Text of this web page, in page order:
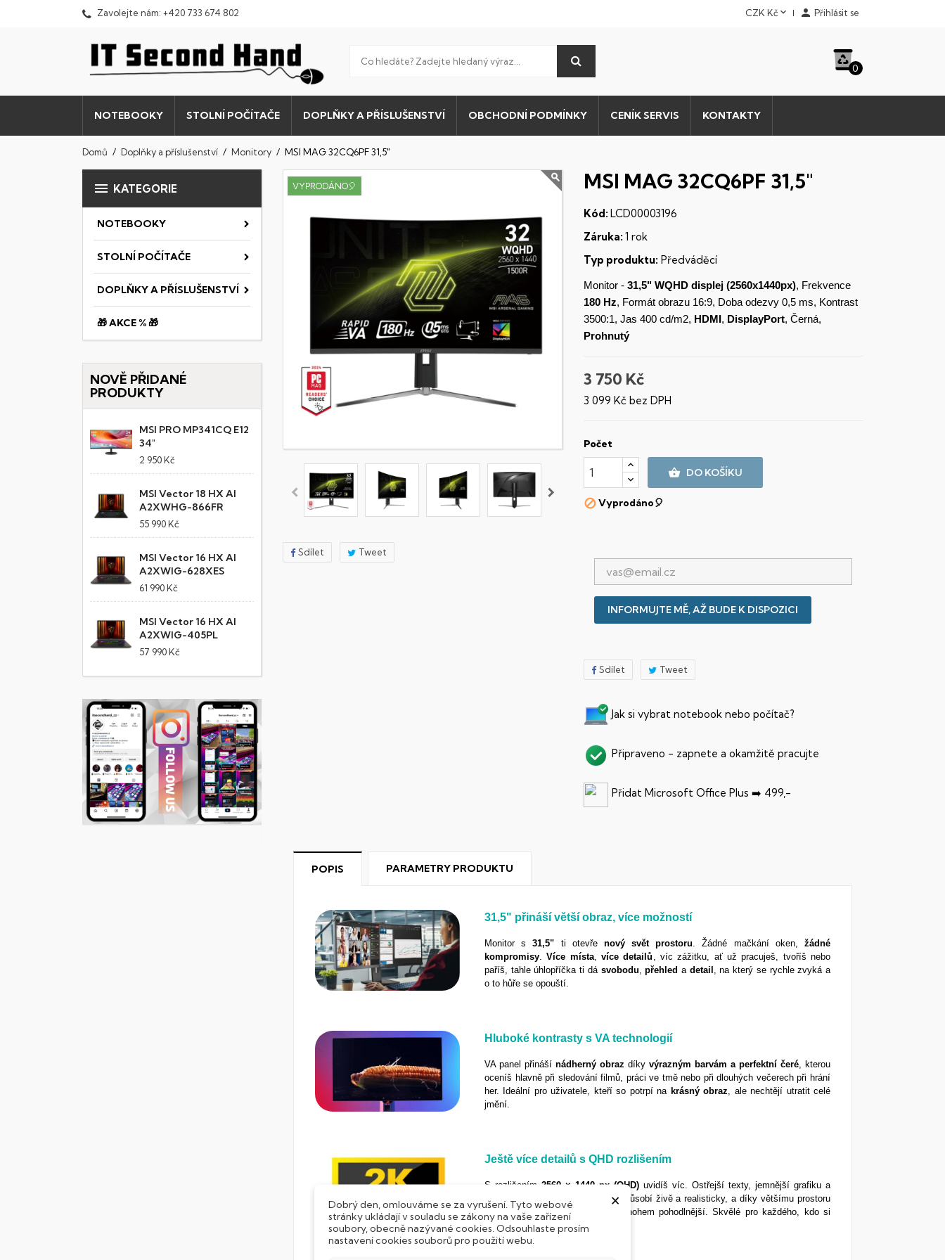
Zavolejte nám: +420 733 674 802 CZK Kč  Přihlásit se
0
NOTEBOOKY STOLNÍ POČÍTAČE DOPLŇKY A PŘÍSLUŠENSTVÍ OBCHODNÍ PODMÍNKY CENÍK SERVIS KONTAKTY
Domů Doplňky a příslušenství Monitory MSI MAG 32CQ6PF 31,5"
 KATEGORIE
NOTEBOOKY
STOLNÍ POČÍTAČE
DOPLŇKY A PŘÍSLUŠENSTVÍ
🎁 AKCE % 🎁
NOVĚ PŘIDANÉ
PRODUKTY
MSI PRO MP341CQ E12
34"
2 950 Kč
MSI Vector 18 HX AI
A2XWHG-866FR
55 990 Kč
MSI Vector 16 HX AI
A2XWIG-628XES
61 990 Kč
MSI Vector 16 HX AI
A2XWIG-405PL
57 990 Kč
VYPRODÁNO🎈
Sdílet Tweet
MSI MAG 32CQ6PF 31,5"
Kód: LCD00003196
Záruka: 1 rok
Typ produktu: Předváděcí
Monitor - 31,5" WQHDdisplej (2560x1440px), Frekvence
180 Hz, Formát obrazu 16:9, Doba odezvy 0,5 ms, Kontrast
3500:1, Jas 400 cd/m2, HDMI , DisplayPort, Černá,
Prohnutý
3 750 Kč
3 099 Kč bez DPH
Počet
 DO KOŠÍKU
Vyprodáno🎈
INFORMUJTE MĚ, AŽ BUDE K DISPOZICI
Sdílet Tweet
Jak si vybrat notebook nebo počítač?
Připraveno - zapnete a okamžitě pracujte
Přidat Microsoft Office Plus ➡️ 499,-
POPIS PARAMETRY PRODUKTU
31,5" přináší větší obraz, více možností
Monitor s31,5" ti otevře nový svět prostoru . Žádné mačkání oken,žádné
kompromisy .Více místa,více detailů , víc zážitku, ať už pracuješ, tvoříš nebo
paříš, tahle úhlopříčka ti dá svobodu ,přehled a detail , na který se rychle zvyká a
o to hůře se opouští.
Hluboké kontrasty s VA technologií
VA panel přináší nádherný obraz díky výrazným barvám a perfektní čeré , kterou
oceníš hlavně při sledování filmů, práci ve tmě nebo při dlouhých večerech při hrání
her. Ideální pro uživatele, kteří so potrpí na krásný obraz , ale nechtějí utratit celé
jmění.
Ještě více detailů s QHD rozlišením
S rozlišením 2560 × 1440 px (QHD) uvidíš víc. Ostřejší texty, jemnější grafiku a
bohatší barevné přechody. Obraz působí živě a realisticky, a díky většímu prostoru
na ploše je práce s více okny mnohem pohodlnější. Skvělé pro každého, kdo si
potrpí na kvalitu zobrazení.
×
Dobrý den, omlouváme se za vyrušení. Tyto webové
stránky ukládají v souladu se zákony na vaše zařízení
soubory, obecně nazývané cookies. Odsouhlaste prosím
nastavení cookies souborů pro použití webu.